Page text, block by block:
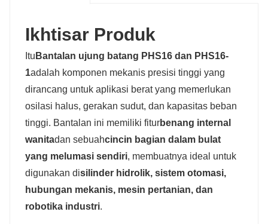
Ikhtisar Produk
Itu Bantalan ujung batang PHS16 dan PHS16-
1adalah komponen mekanis presisi tinggi yang
dirancang untuk aplikasi berat yang memerlukan
osilasi halus, gerakan sudut, dan kapasitas beban
tinggi. Bantalan ini memiliki fiturbenang internal
wanitadan sebuahcincin bagian dalam bulat
yang melumasi sendiri, membuatnya ideal untuk
digunakan disilinder hidrolik, sistem otomasi,
hubungan mekanis, mesin pertanian, dan
robotika industri.